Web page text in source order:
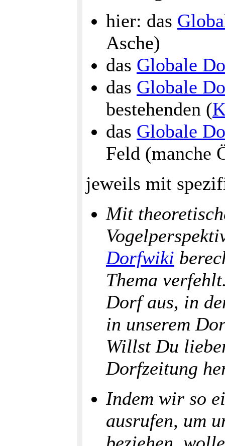
hier: das
Asche)
das Globale
das Globale
bestehenden (
das Globale
Feld (manche
jeweils mit
Mit
Dorfwiki
Thema
Dorf aus, in
in unserem
Willst Du
Dorfzeitung
Indem wir so
ausrufen, um